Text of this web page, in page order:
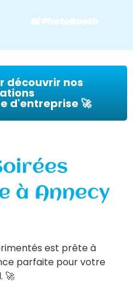
📸 PhotoBooth
découvrir nos
d'entreprise 🚀
à Annecy
est prête à
parfaite pour votre
🚀